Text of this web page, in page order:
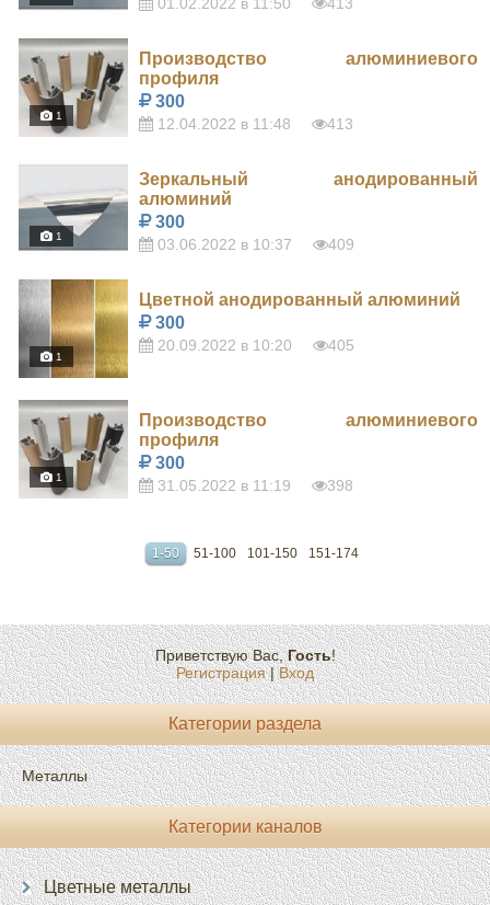
1
Производство алюминиевого
профиля
300
12.04.2022 в 11:48 413
1
Зеркальный анодированный
алюминий
300
03.06.2022 в 10:37 409
1
Цветной анодированный алюминий
300
20.09.2022 в 10:20 405
1
Производство алюминиевого
профиля
300
31.05.2022 в 11:19 398
1-50 51-100 101-150 151-174
Приветствую Вас,Гость!
Регистрация|Вход
Категории раздела
Металлы
Категории каналов
Цветные металлы